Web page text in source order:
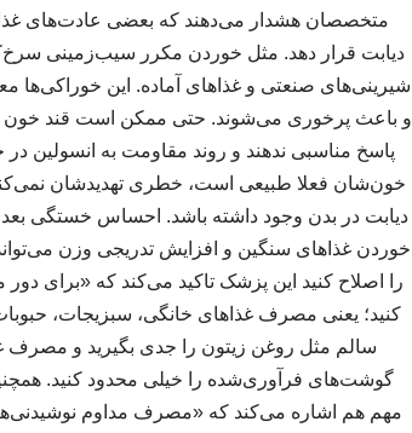
متخصصان هشدار می‌دهند که بعضی عادت‌های
دیابت قرار دهد. مثل خوردن مکرر سیب‌زمینی
شیرینی‌های صنعتی و غذاهای آماده. این خوراکی‌ها
و باعث پرخوری می‌شوند. حتی ممکن است قند خون
پاسخ مناسبی ندهند و روند مقاومت به انسولین
خون‌شان فعلا طبیعی است، خطری تهدیدشان
دیابت در بدن وجود داشته باشد. احساس خستگی
خوردن غذاهای سنگین و افزایش تدریجی وزن
کنید؛ یعنی مصرف غذاهای خانگی، سبزیجات،
سالم مثل روغن زیتون را جدی بگیرید و
گوشت‌های فرآوری‌شده را خیلی محدود کنید.
مهم هم اشاره می‌کند که «مصرف مداوم